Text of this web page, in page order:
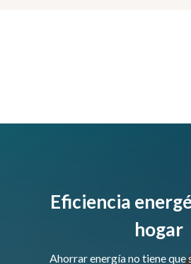
Eficiencia
hogar
Ahorrar energía no tiene que